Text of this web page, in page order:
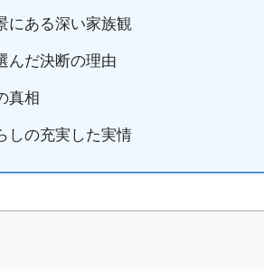
にある深い家族観
んだ決断の理由
真相
しの充実した実情